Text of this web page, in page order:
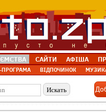
САЙТИ АФІША
ПРОГРАМА ВІДПОЧИНОК